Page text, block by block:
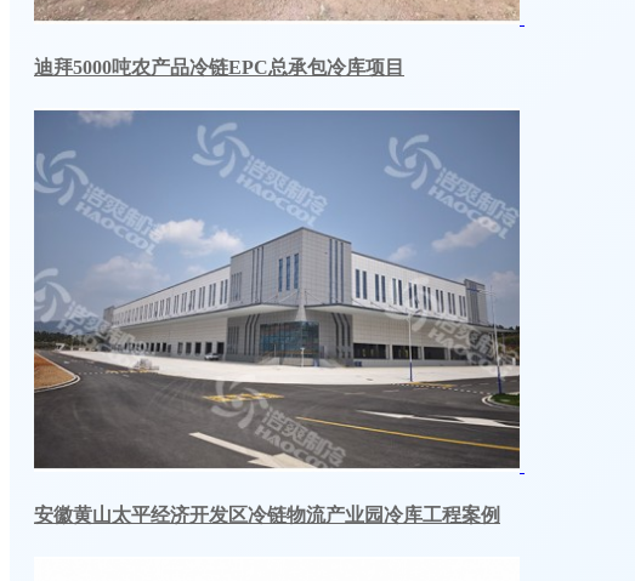
迪拜5000吨农产品冷链EPC总承包冷库项目
安徽黄山太平经济开发区冷链物流产业园冷库工程案例